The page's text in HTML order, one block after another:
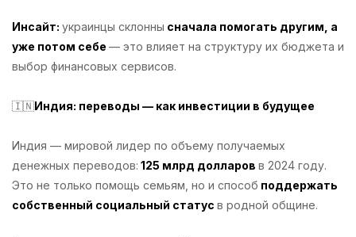
Инсайт: украинцы склонны сначала помогать другим, а
уже потом себе — это влияет на структуру их бюджета и
выбор финансовых сервисов.
🇮🇳Индия: переводы — как инвестиции в будущее
Индия — мировой лидер по объему получаемых
денежных переводов: 125 млрд долларов в 2024 году.
Это не только помощь семьям, но и способ поддержать
собственный социальный статус в родной общине.